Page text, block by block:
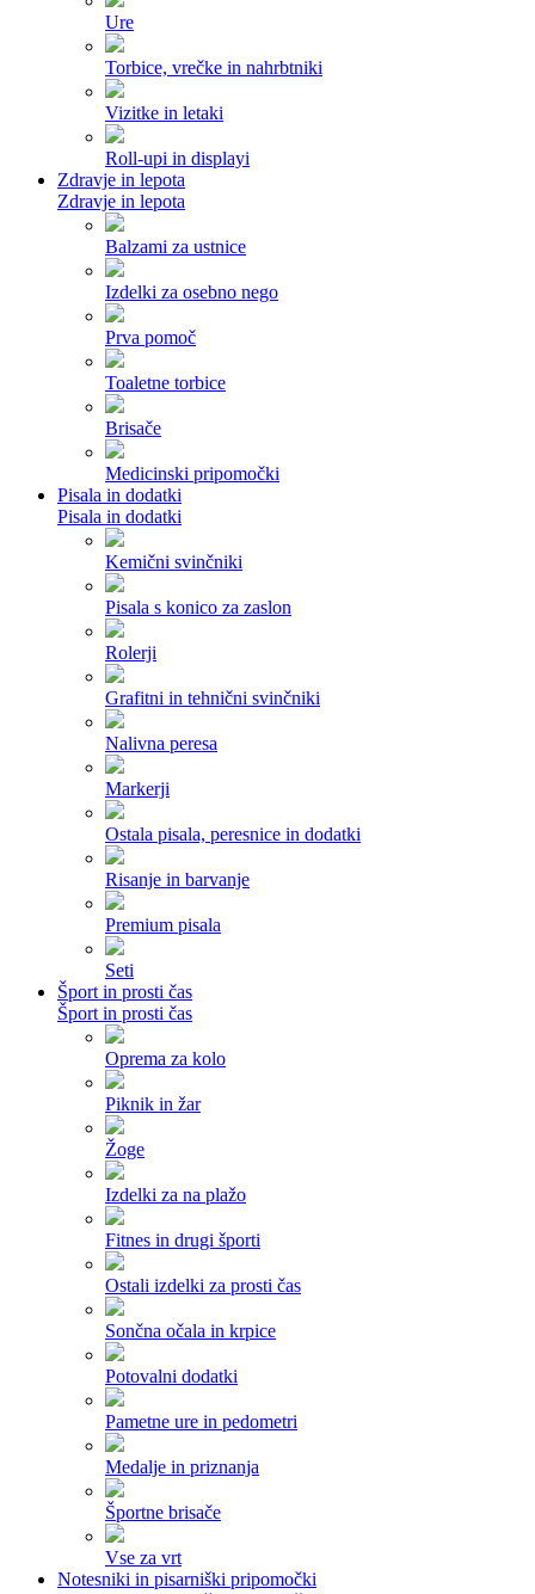
Ure
Torbice, vrečke in nahrbtniki
Vizitke in letaki
Roll-upi in displayi
Zdravje in lepota
Zdravje in lepota
Balzami za ustnice
Izdelki za osebno nego
Prva pomoč
Toaletne torbice
Brisače
Medicinski pripomočki
Pisala in dodatki
Pisala in dodatki
Kemični svinčniki
Pisala s konico za zaslon
Rolerji
Grafitni in tehnični svinčniki
Nalivna peresa
Markerji
Ostala pisala, peresnice in dodatki
Risanje in barvanje
Premium pisala
Seti
Šport in prosti čas
Šport in prosti čas
Oprema za kolo
Piknik in žar
Žoge
Izdelki za na plažo
Fitnes in drugi športi
Ostali izdelki za prosti čas
Sončna očala in krpice
Potovalni dodatki
Pametne ure in pedometri
Medalje in priznanja
Športne brisače
Vse za vrt
Notesniki in pisarniški pripomočki